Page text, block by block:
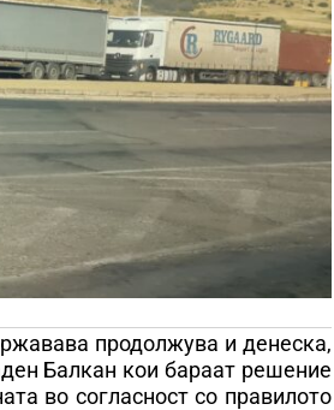
продолжува и денеска,
Балкан кои бараат решение
во согласност со правилото